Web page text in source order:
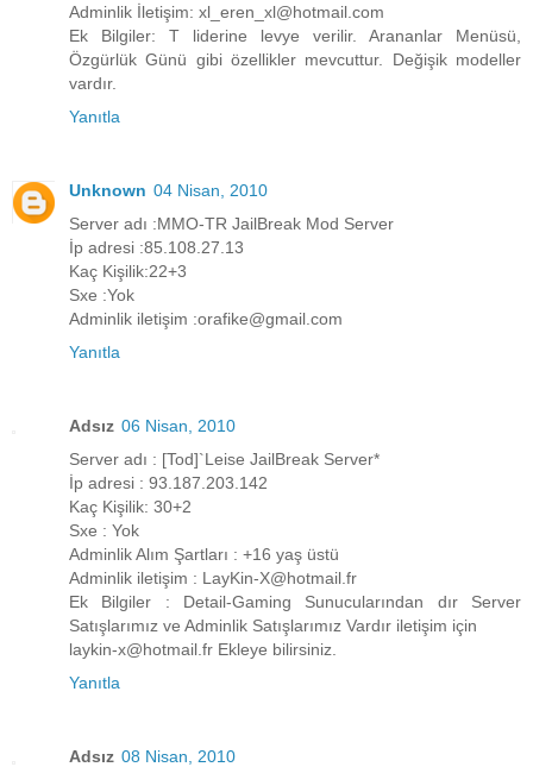
Adminlik İletişim: xl_eren_xl@hotmail.com
Ek Bilgiler: T liderine levye verilir. Arananlar Menüsü,
Özgürlük Günü gibi özellikler mevcuttur. Değişik modeller
vardır.
Yanıtla
Unknown 04 Nisan, 2010
Server adı :MMO-TR JailBreak Mod Server
İp adresi :85.108.27.13
Kaç Kişilik:22+3
Sxe :Yok
Adminlik iletişim :orafike@gmail.com
Yanıtla
Adsız 06 Nisan, 2010
Server adı : [Tod]`Leise JailBreak Server*
İp adresi : 93.187.203.142
Kaç Kişilik: 30+2
Sxe : Yok
Adminlik Alım Şartları : +16 yaş üstü
Adminlik iletişim : LayKin-X@hotmail.fr
Ek Bilgiler : Detail-Gaming Sunucularından dır Server
Satışlarımız ve Adminlik Satışlarımız Vardır iletişim için
laykin-x@hotmail.fr Ekleye bilirsiniz.
Yanıtla
Adsız 08 Nisan, 2010